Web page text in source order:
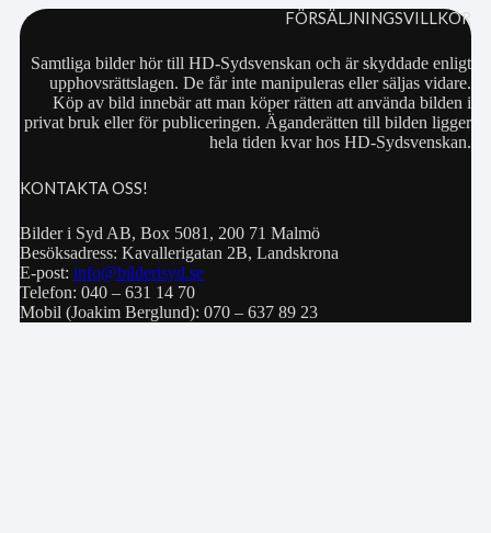
FÖRSÄLJNINGSVILLKOR
Samtliga bilder hör till HD-Sydsvenskan och är skyddade enligt
upphovsrättslagen. De får inte manipuleras eller säljas vidare.
Köp av bild innebär att man köper rätten att använda bilden i
privat bruk eller för publiceringen. Äganderätten till bilden ligger
hela tiden kvar hos HD-Sydsvenskan.
KONTAKTA OSS!
Bilder i Syd AB, Box 5081, 200 71 Malmö
Besöksadress: Kavallerigatan 2B, Landskrona
E-post: info@bilderisyd.se
Telefon: 040 – 631 14 70
Mobil (Joakim Berglund): 070 – 637 89 23